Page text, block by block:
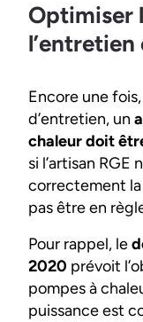
Optimiser
Encore une
d’entretien, un
chaleur doit
si l’artisan RGE
correctement
pas être en
Pour rappel, le
2020 prévoit
pompes à
puissance est